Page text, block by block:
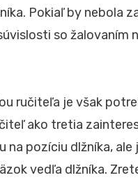
Pokiaľ by nebola
so žalovaním
ručiteľa je však
ako tretia
na pozíciu dlžníka,
vedľa dlžníka.